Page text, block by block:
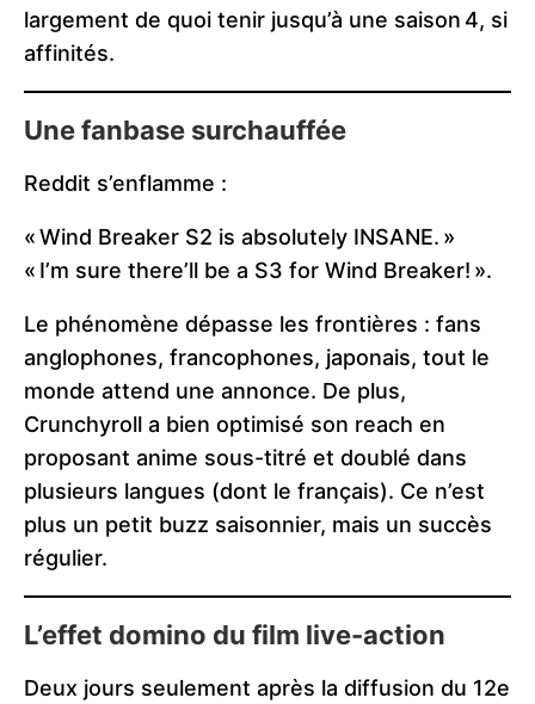
largement de quoi tenir jusqu’à une saison 4, si
affinités.
Une fanbase surchauffée
Reddit s’enflamme :
« Wind Breaker S2 is absolutely INSANE. »
« I’m sure there’ll be a S3 for Wind Breaker! ».
Le phénomène dépasse les frontières : fans
anglophones, francophones, japonais, tout le
monde attend une annonce. De plus,
Crunchyroll a bien optimisé son reach en
proposant anime sous-titré et doublé dans
plusieurs langues (dont le français). Ce n’est
plus un petit buzz saisonnier, mais un succès
régulier.
L’effet domino du film live-action
Deux jours seulement après la diffusion du 12e